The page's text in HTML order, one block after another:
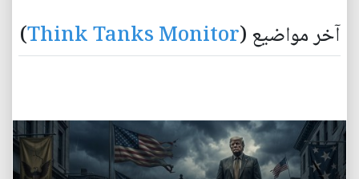
آخر مواضيع (Think Tanks Monitor
)